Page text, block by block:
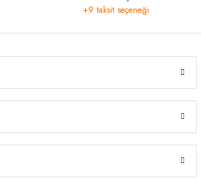
+9 taksit seçeneği